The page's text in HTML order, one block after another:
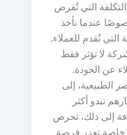
التي تُفرض
عندما نأخذ
التي تُقدم للعملاء.
لا تؤثر فقط
عن الجودة.
الطبيعية، إلى
تبدو أكثر
إلى ذلك، تحرص
تعزز فرصة